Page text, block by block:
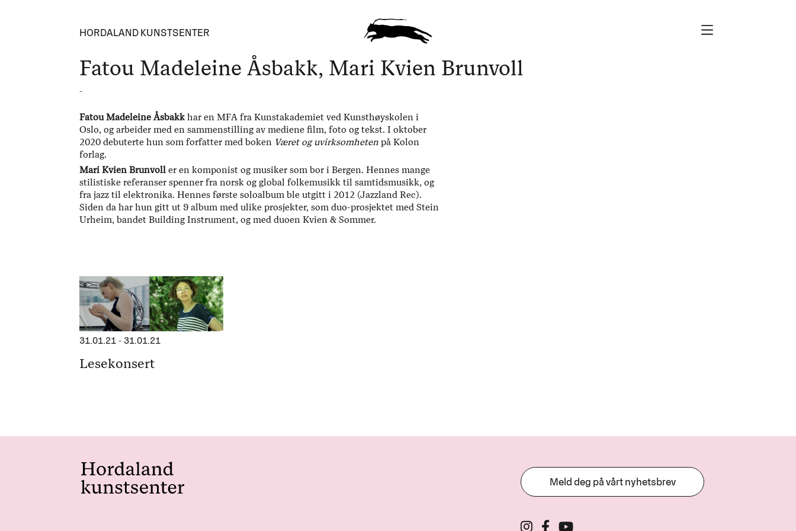
HORDALAND KUNSTSENTER
Fatou Madeleine Åsbakk, Mari Kvien Brunvoll
-
Fatou Madeleine Åsbakkhar en MFA fra Kunstakademiet ved Kunsthøyskolen i
Oslo, og arbeider med en sammenstilling av mediene film, foto og tekst. I oktober
2020 debuterte hun som forfatter med boken Været og uvirksomheten på Kolon
forlag.
Mari Kvien Brunvoller en komponist og musiker som bor i Bergen. Hennes mange
stilistiske referanser spenner fra norsk og global folkemusikk til samtidsmusikk, og
fra jazz til elektronika. Hennes første soloalbum ble utgitt i 2012 (Jazzland Rec).
Siden da har hun gitt ut 9 album med ulike prosjekter, som duo-prosjektet med Stein
Urheim, bandet Building Instrument, og med duoen Kvien & Sommer.
31.01.21 - 31.01.21
Lesekonsert
Meld deg på vårt nyhetsbrev